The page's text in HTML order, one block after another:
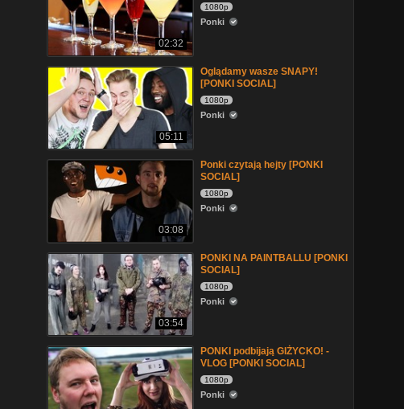
02:32
1080p
Ponki
05:11
Oglądamy wasze SNAPY!
[PONKI SOCIAL]
1080p
Ponki
03:08
Ponki czytają hejty [PONKI
SOCIAL]
1080p
Ponki
03:54
PONKI NA PAINTBALLU [PONKI
SOCIAL]
1080p
Ponki
PONKI podbijają GIŻYCKO! -
VLOG [PONKI SOCIAL]
1080p
Ponki